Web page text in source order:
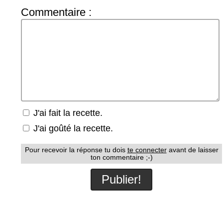
Commentaire :
J'ai fait la recette.
J'ai goûté la recette.
Pour recevoir la réponse tu dois te connecteravant de laisser
ton commentaire ;-)